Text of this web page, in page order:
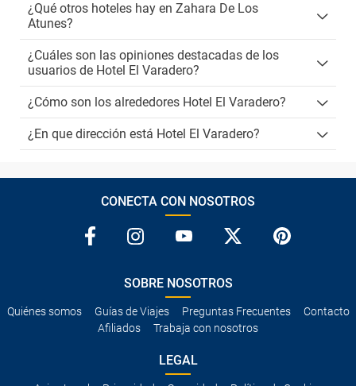
¿Qué otros hoteles hay en Zahara De Los
Atunes?
¿Cuáles son las opiniones destacadas de los
usuarios de Hotel El Varadero?
¿Cómo son los alrededores Hotel El Varadero?
¿En que dirección está Hotel El Varadero?
CONECTA CON NOSOTROS
SOBRE NOSOTROS
Quiénes somos Guías de Viajes Preguntas Frecuentes
Contacto
Afiliados
Trabaja con nosotros
LEGAL